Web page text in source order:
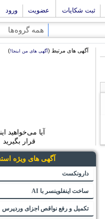
ثبت شکایات عضویت ورود
همه گروه‌ها
آگهی های مرتبط (آگهی های من اینجا!)
آیا می‌خواهید
قرار بگیرید
آگهی های ویژه
دارونکست
ساخت اینفلوینسر با AI
تکمیل و رفع نواقص اجزای وردپرس